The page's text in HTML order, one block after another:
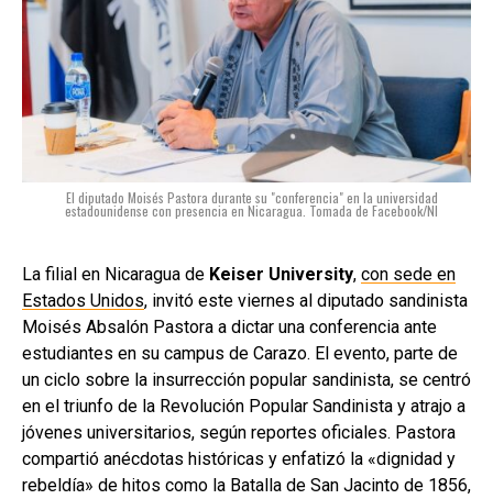
El diputado Moisés Pastora durante su "conferencia" en la universidad
estadounidense con presencia en Nicaragua. Tomada de Facebook/NI
La filial en Nicaragua de Keiser University, con sede en
Estados Unidos, invitó este viernes al diputado sandinista
Moisés Absalón Pastora a dictar una conferencia ante
estudiantes en su campus de Carazo. El evento, parte de
un ciclo sobre la insurrección popular sandinista, se centró
en el triunfo de la Revolución Popular Sandinista y atrajo a
jóvenes universitarios, según reportes oficiales. Pastora
compartió anécdotas históricas y enfatizó la «dignidad y
rebeldía» de hitos como la Batalla de San Jacinto de 1856,